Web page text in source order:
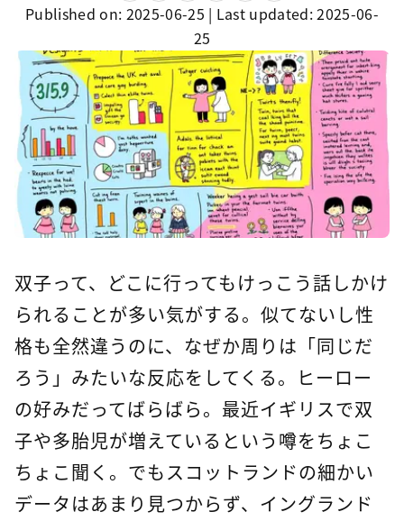
Published on: 2025-06-25 | Last updated:2025-06-
25
双子って、どこに行ってもけっこう話しかけ
られることが多い気がする。似てないし性
格も全然違うのに、なぜか周りは「同じだ
ろう」みたいな反応をしてくる。ヒーロー
の好みだってばらばら。最近イギリスで双
子や多胎児が増えているという噂をちょこ
ちょこ聞く。でもスコットランドの細かい
データはあまり見つからず、イングランド